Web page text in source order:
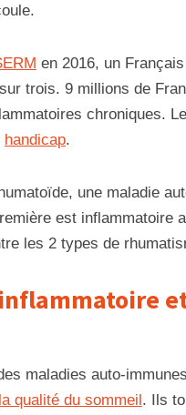
en 2016, un
trois. 9 millions de
chroniques.
handicap.
une maladie
est inflammatoire
les 2 types de
maladies auto-
la qualité du sommeil. Ils